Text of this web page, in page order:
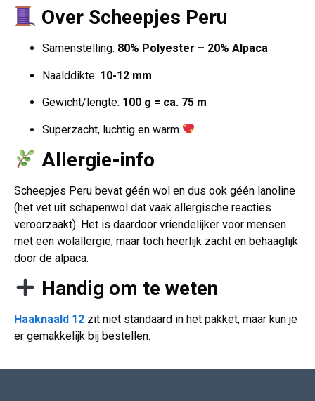
Over Scheepjes Peru
Samenstelling: 80% Polyester – 20% Alpaca
Naalddikte: 10-12 mm
Gewicht/lengte: 100 g = ca. 75 m
Superzacht, luchtig en warm
Allergie-info
Scheepjes Peru bevat géén wol en dus ook géén lanoline
(het vet uit schapenwol dat vaak allergische reacties
veroorzaakt). Het is daardoor vriendelijker voor mensen
met een wolallergie, maar toch heerlijk zacht en behaaglijk
door de alpaca.
Handig om te weten
Haaknaald 12 zit niet standaard in het pakket, maar kun je
er gemakkelijk bij bestellen.